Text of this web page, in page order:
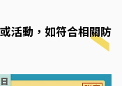
活動，如符合相關防